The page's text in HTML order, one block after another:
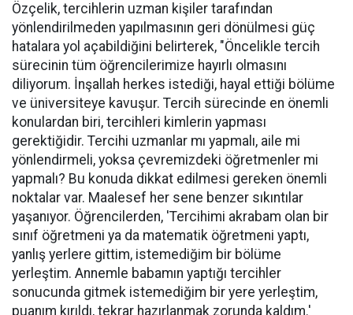
Özçelik, tercihlerin uzman kişiler tarafından
yönlendirilmeden yapılmasının geri dönülmesi güç
hatalara yol açabildiğini belirterek, "Öncelikle tercih
sürecinin tüm öğrencilerimize hayırlı olmasını
diliyorum. İnşallah herkes istediği, hayal ettiği bölüme
ve üniversiteye kavuşur. Tercih sürecinde en önemli
konulardan biri, tercihleri kimlerin yapması
gerektiğidir. Tercihi uzmanlar mı yapmalı, aile mi
yönlendirmeli, yoksa çevremizdeki öğretmenler mi
yapmalı? Bu konuda dikkat edilmesi gereken önemli
noktalar var. Maalesef her sene benzer sıkıntılar
yaşanıyor. Öğrencilerden, 'Tercihimi akrabam olan bir
sınıf öğretmeni ya da matematik öğretmeni yaptı,
yanlış yerlere gittim, istemediğim bir bölüme
yerleştim. Annemle babamın yaptığı tercihler
sonucunda gitmek istemediğim bir yere yerleştim,
puanım kırıldı, tekrar hazırlanmak zorunda kaldım.'